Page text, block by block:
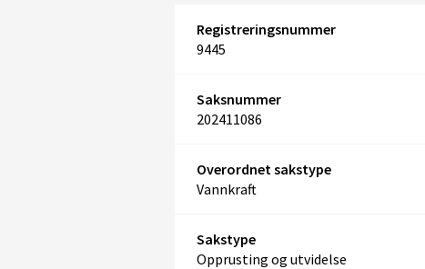
Registreringsnummer
9445
Saksnummer
202411086
Overordnet sakstype
Vannkraft
Sakstype
Opprusting og utvidelse